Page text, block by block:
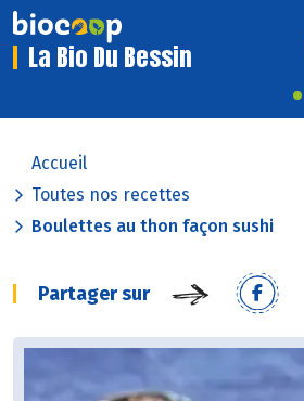
La Bio Du Bessin
Accueil
Toutes nos recettes
Boulettes au thon façon sushi
Partager sur